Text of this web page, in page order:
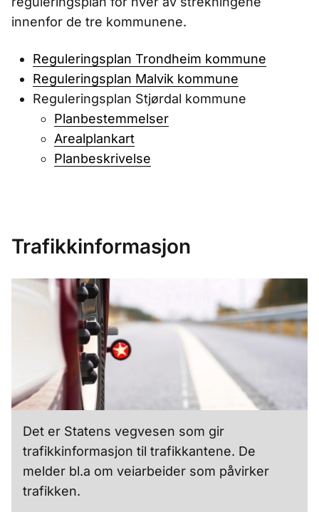
innenfor de tre kommunene.
Reguleringsplan Trondheim kommune
Reguleringsplan Malvik kommune
Reguleringsplan Stjørdal kommune
Planbestemmelser
Arealplankart
Planbeskrivelse
Trafikkinformasjon
Det er Statens vegvesen som gir
trafikkinformasjon til trafikkantene. De
melder bl.a om veiarbeider som påvirker
trafikken.